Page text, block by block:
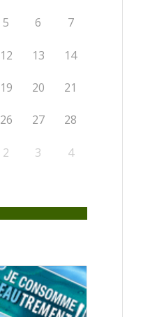
5 6 7
12 13 14
19 20 21
26 27 28
2 3 4